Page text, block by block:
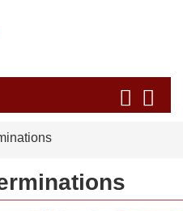
principal
version
simplifiée
et